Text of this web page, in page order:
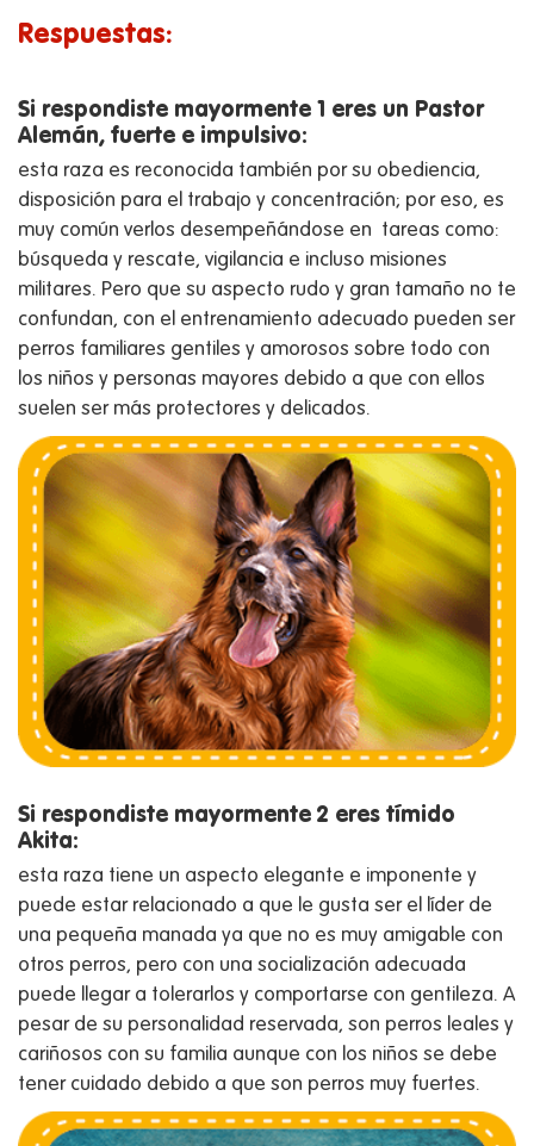
Respuestas:
Si respondiste mayormente 1 eres un Pastor
Alemán, fuerte e impulsivo:
esta raza es reconocida también por su obediencia,
disposición para el trabajo y concentración; por eso, es
muy común verlos desempeñándose en tareas como:
búsqueda y rescate, vigilancia e incluso misiones
militares. Pero que su aspecto rudo y gran tamaño no te
confundan, con el entrenamiento adecuado pueden ser
perros familiares gentiles y amorosos sobre todo con
los niños y personas mayores debido a que con ellos
suelen ser más protectores y delicados.
Si respondiste mayormente 2 eres tímido
Akita:
esta raza tiene un aspecto elegante e imponente y
puede estar relacionado a que le gusta ser el líder de
una pequeña manada ya que no es muy amigable con
otros perros, pero con una socialización adecuada
puede llegar a tolerarlos y comportarse con gentileza. A
pesar de su personalidad reservada, son perros leales y
cariñosos con su familia aunque con los niños se debe
tener cuidado debido a que son perros muy fuertes.